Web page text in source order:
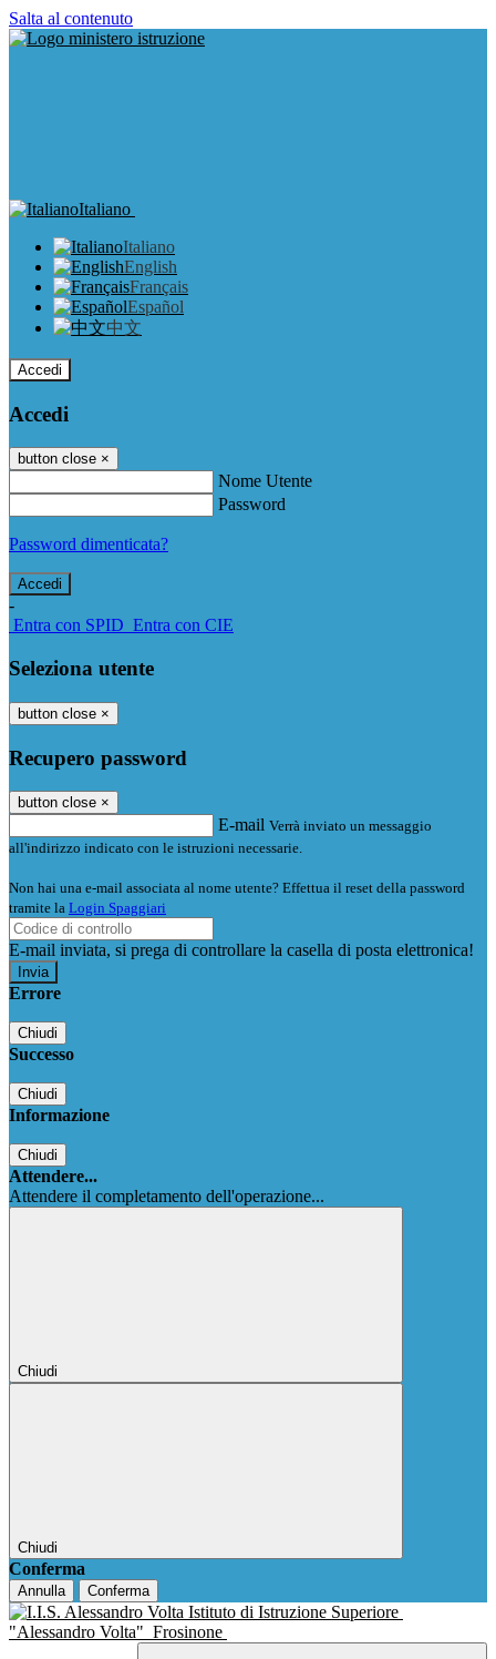
Salta al contenuto
Italiano
Italiano
English
Français
Español
中文
Accedi
Accedi
button close ×
Nome Utente
Password
Password dimenticata?
-
Entra con SPID Entra con CIE
Seleziona utente
button close ×
Recupero password
button close ×
E-mail Verrà inviato un messaggio
all'indirizzo indicato con le istruzioni necessarie.
Non hai una e-mail associata al nome utente? Effettua il reset della password
tramite la Login Spaggiari
E-mail inviata, si prega di controllare la casella di posta elettronica!
Errore
Chiudi
Successo
Chiudi
Informazione
Chiudi
Attendere...
Attendere il completamento dell'operazione...
Chiudi
Chiudi
Conferma
Annulla Conferma
Istituto di Istruzione Superiore
"Alessandro Volta" Frosinone